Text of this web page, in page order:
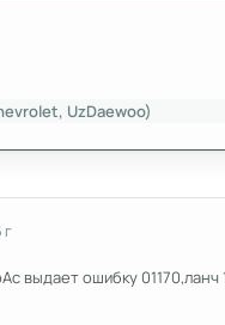
UzDaewoo)
г
выдает ошибку